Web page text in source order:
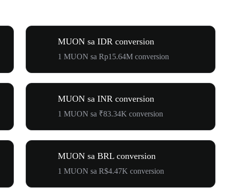
MUON sa IDR conversion
1 MUON sa Rp15.64M conversion
MUON sa INR conversion
1 MUON sa ₹83.34K conversion
MUON sa BRL conversion
1 MUON sa R$4.47K conversion